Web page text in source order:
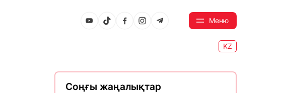
Меню
KZ
Соңғы жаңалықтар